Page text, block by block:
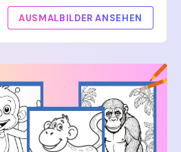
AUSMALBILDER ANSEHEN